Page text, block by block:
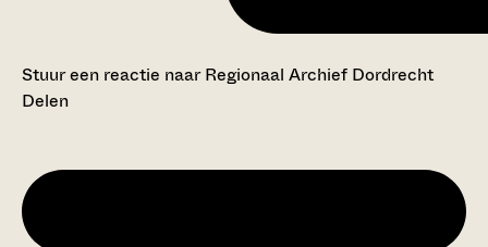
Stuur een reactie naar Regionaal Archief Dordrecht
Delen